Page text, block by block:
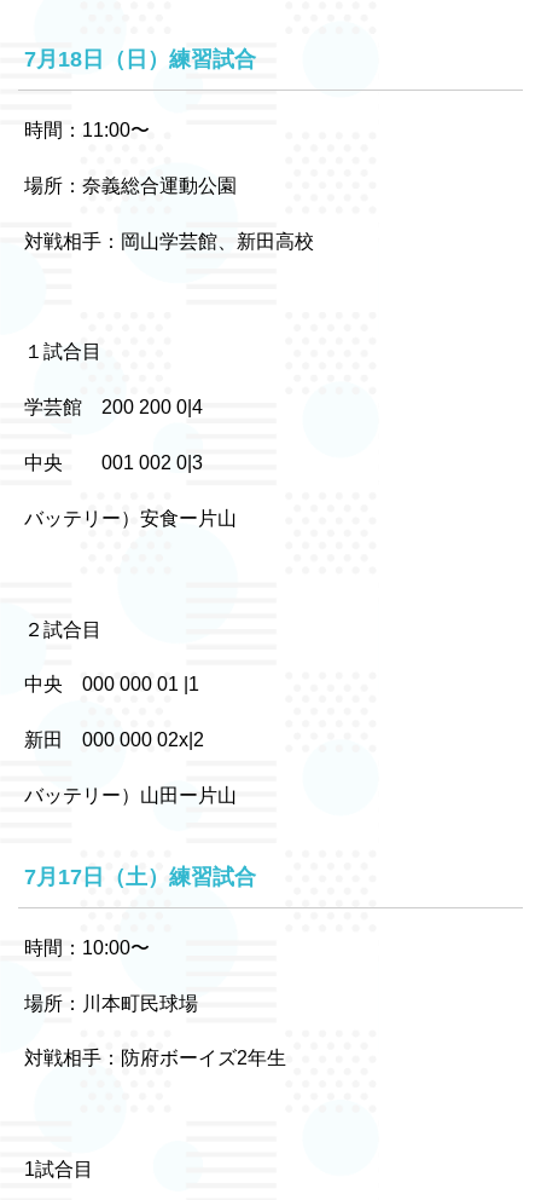
7月18日（日）練習試合
時間：11:00〜
場所：奈義総合運動公園
対戦相手：岡山学芸館、新田高校
１試合目
学芸館 200 200 0|4
中央 001 002 0|3
バッテリー）安食ー片山
２試合目
中央 000 000 01 |1
新田 000 000 02x|2
バッテリー）山田ー片山
7月17日（土）練習試合
時間：10:00〜
場所：川本町民球場
対戦相手：防府ボーイズ2年生
1試合目